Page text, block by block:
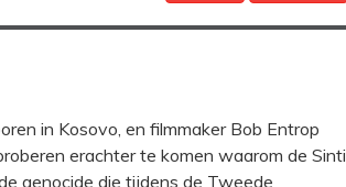
in Kosovo, en filmmaker Bob Entrop
erachter te komen waarom de Sinti
genocide die tijdens de Tweede